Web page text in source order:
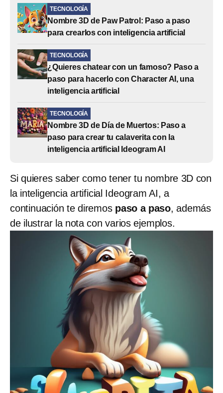
TECNOLOGÍA
Nombre 3D de Paw Patrol: Paso a paso
para crearlos con inteligencia artificial
TECNOLOGÍA
¿Quieres chatear con un famoso? Paso a
paso para hacerlo con Character AI, una
inteligencia artificial
TECNOLOGÍA
Nombre 3D de Día de Muertos: Paso a
paso para crear tu calaverita con la
inteligencia artificial Ideogram AI
Si quieres saber como tener tu nombre 3D con
la inteligencia artificial Ideogram AI, a
continuación te diremos paso a paso, además
de ilustrar la nota con varios ejemplos.